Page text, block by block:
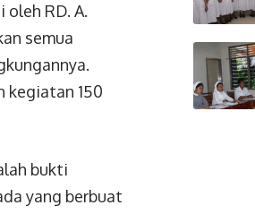
oleh RD. A.
semua
kegiatan 150
bukti
yang berbuat